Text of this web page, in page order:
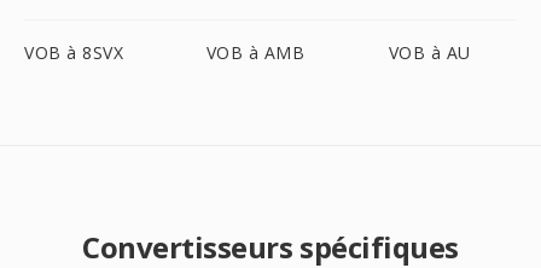
VOB à 8SVX VOB à AMB VOB à AU
Convertisseurs spécifiques